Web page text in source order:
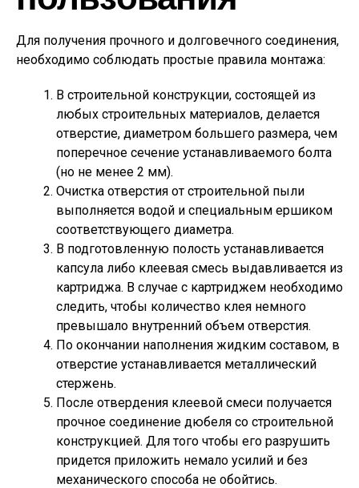
Для получения прочного и долговечного соединения,
необходимо соблюдать простые правила монтажа:
В строительной конструкции, состоящей из
любых строительных материалов, делается
отверстие, диаметром большего размера, чем
поперечное сечение устанавливаемого болта
(но не менее 2 мм).
Очистка отверстия от строительной пыли
выполняется водой и специальным ершиком
соответствующего диаметра.
В подготовленную полость устанавливается
капсула либо клеевая смесь выдавливается из
картриджа. В случае с картриджем необходимо
следить, чтобы количество клея немного
превышало внутренний объем отверстия.
По окончании наполнения жидким составом, в
отверстие устанавливается металлический
стержень.
После отвердения клеевой смеси получается
прочное соединение дюбеля со строительной
конструкцией. Для того чтобы его разрушить
придется приложить немало усилий и без
механического способа не обойтись.